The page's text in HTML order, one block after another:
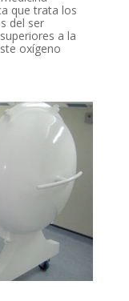
que trata los
del ser
a la
oxígeno